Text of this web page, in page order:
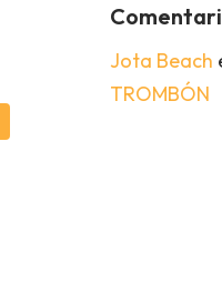
Jota Beach
TROMBÓN